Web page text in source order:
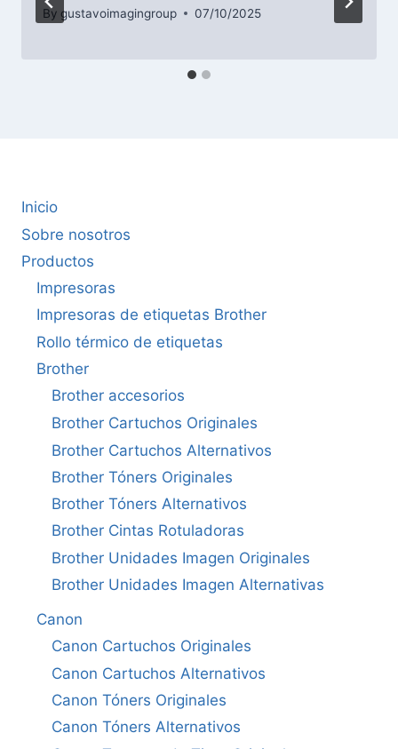
By gustavoimagingroup 07/10/2025
Inicio
Sobre nosotros
Productos
Impresoras
Impresoras de etiquetas Brother
Rollo térmico de etiquetas
Brother
Brother accesorios
Brother Cartuchos Originales
Brother Cartuchos Alternativos
Brother Tóners Originales
Brother Tóners Alternativos
Brother Cintas Rotuladoras
Brother Unidades Imagen Originales
Brother Unidades Imagen Alternativas
Canon
Canon Cartuchos Originales
Canon Cartuchos Alternativos
Canon Tóners Originales
Canon Tóners Alternativos